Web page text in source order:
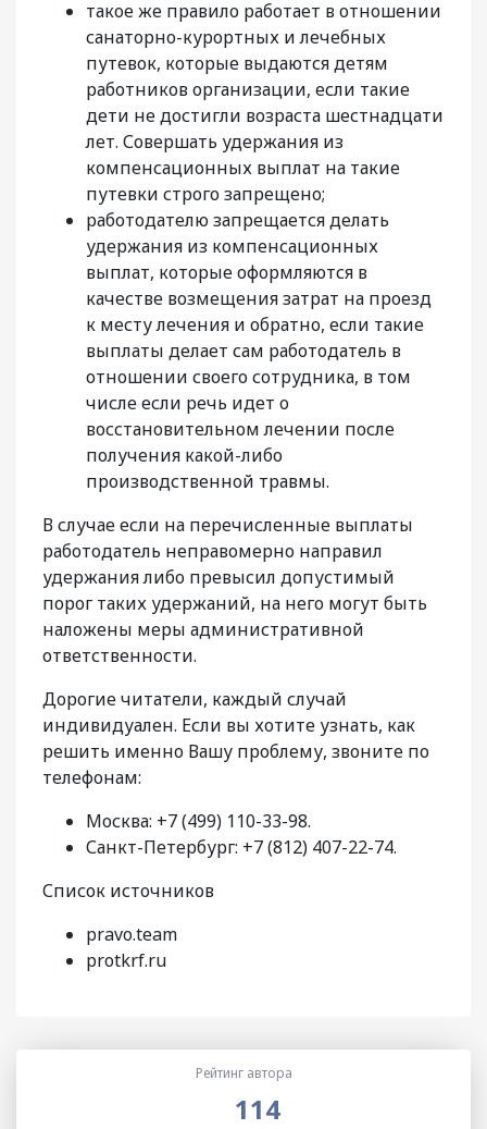
такое же правило работает в отношении
санаторно-курортных и лечебных
путевок, которые выдаются детям
работников организации, если такие
дети не достигли возраста шестнадцати
лет. Совершать удержания из
компенсационных выплат на такие
путевки строго запрещено;
работодателю запрещается делать
удержания из компенсационных
выплат, которые оформляются в
качестве возмещения затрат на проезд
к месту лечения и обратно, если такие
выплаты делает сам работодатель в
отношении своего сотрудника, в том
числе если речь идет о
восстановительном лечении после
получения какой-либо
производственной травмы.
В случае если на перечисленные выплаты
работодатель неправомерно направил
удержания либо превысил допустимый
порог таких удержаний, на него могут быть
наложены меры административной
ответственности.
Дорогие читатели, каждый случай
индивидуален. Если вы хотите узнать, как
решить именно Вашу проблему, звоните по
телефонам:
Москва: +7 (499) 110-33-98.
Санкт-Петербург: +7 (812) 407-22-74.
Список источников
pravo.team
protkrf.ru
Рейтинг автора
114